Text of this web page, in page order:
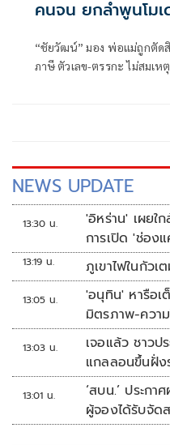
คนจน ยกลำพูนโม
“ชัยวัฒน์” มอง พ่อแม่ถูกตั
ภาษี ตัวเลข-ตรรกะ ไม่สมเหตุสมผ
NEWS UPDATE
13:30 น.
'อิหร่าน' เผยใ
การเปิด 'ช่อง
อยู่กับสหรัฐฯ
13:19 น. ภูเขาไฟในกัวเ
13:05 น.
'อนุทิน' หารือ
มิตรภาพ-ความ
13:03 น.
เจอแล้ว ชาวป
แกลลอนขึ้นฝั่
หลายวัน
13:01 น.
‘สบน.’ ประก
ผู้จองได้รับจัด